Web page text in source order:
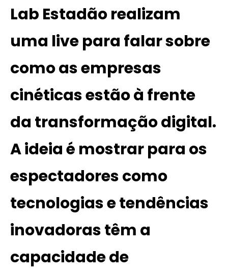
Lab Estadãorealizam
uma live para falar sobre
como as empresas
cinéticas estão à frente
da transformação digital.
A ideia é mostrar para os
espectadores como
tecnologias e tendências
inovadoras têm a
capacidade de